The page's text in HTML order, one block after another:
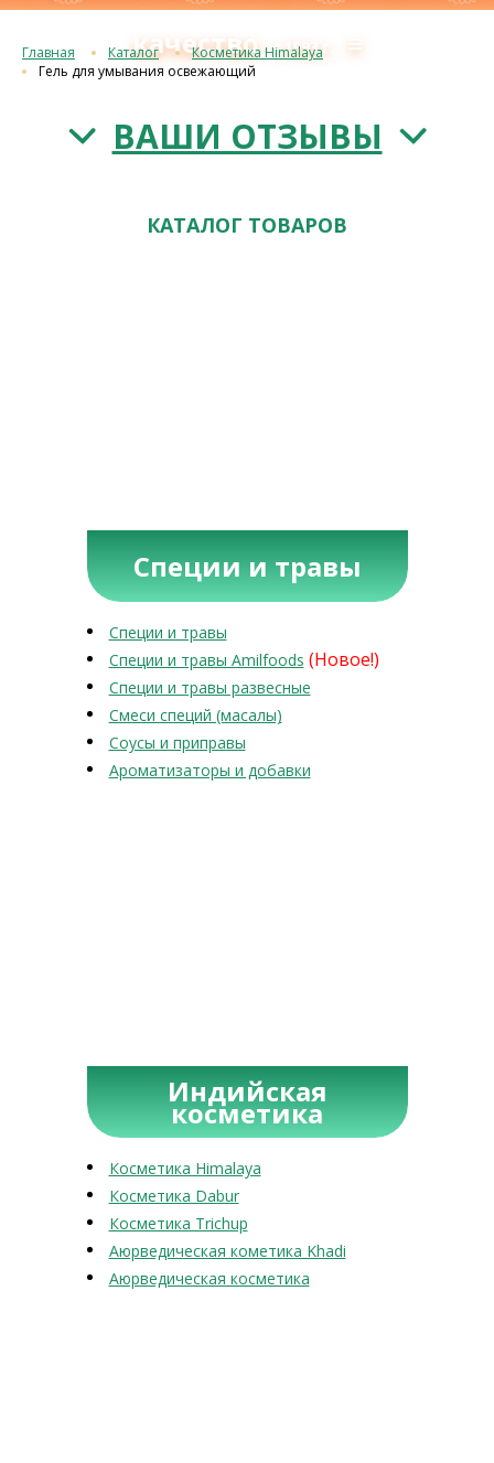
качествос 1993 г. ≡
Главная Каталог
Косметика Himalaya
Гель для умывания освежающий
ВАШИ ОТЗЫВЫ
КАТАЛОГ ТОВАРОВ
Специи и травы
Специи и травы
Специи и травы Amilfoods (Новое!)
Специи и травы развесные
Смеси специй (масалы)
Соусы и приправы
Ароматизаторы и добавки
Индийская
косметика
Косметика Himalaya
Косметика Dabur
Косметика Trichup
Аюрведическая кометика Khadi
Аюрведическая косметика